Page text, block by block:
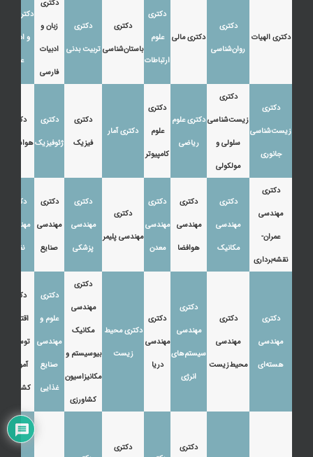
دکتری الهیات
دکتری
روان‌شناسی
دکتری مالی
دکتری
علوم
ارتباطات
دکتری
باستان‌شناسی
دکتری
تربیت بدنی
دکتری
زبان و
ادبیات
فارسی
دکتری زبان
و ادبیات
عرب
دکتری
زیست‌شناسی
جانوری
دکتری
زیست‌شناسی
سلولی و
مولکولی
دکتری علوم
ریاضی
دکتری
علوم
کامپیوتر
دکتری آمار
دکتری
فیزیک
دکتری
ژئوفیزیک
دکتری
هواشناسی
دکتری
مهندسی
عمران-
نقشه‌برداری
دکتری
مهندسی
مکانیک
دکتری
مهندسی
هوافضا
دکتری
مهندسی
معدن
دکتری
مهندسی پلیمر
دکتری
مهندسی
پزشکی
دکتری
مهندسی
صنایع
دکتری
مهندسی
نفت
دکتری
مهندسی
هسته‌ای
دکتری
مهندسی
محیط‌زیست
دکتری
مهندسی
سیستم‌های
انرژی
دکتری
مهندسی
دریا
دکتری محیط
زیست
دکتری
مهندسی
مکانیک
بیوسیستم و
مکانیزاسیون
کشاورزی
دکتری
علوم و
مهندسی
صنایع
غذایی
دکتری
اقتصاد،
توسعه و
آموزش
کشاورزی
دکتری
دکتری